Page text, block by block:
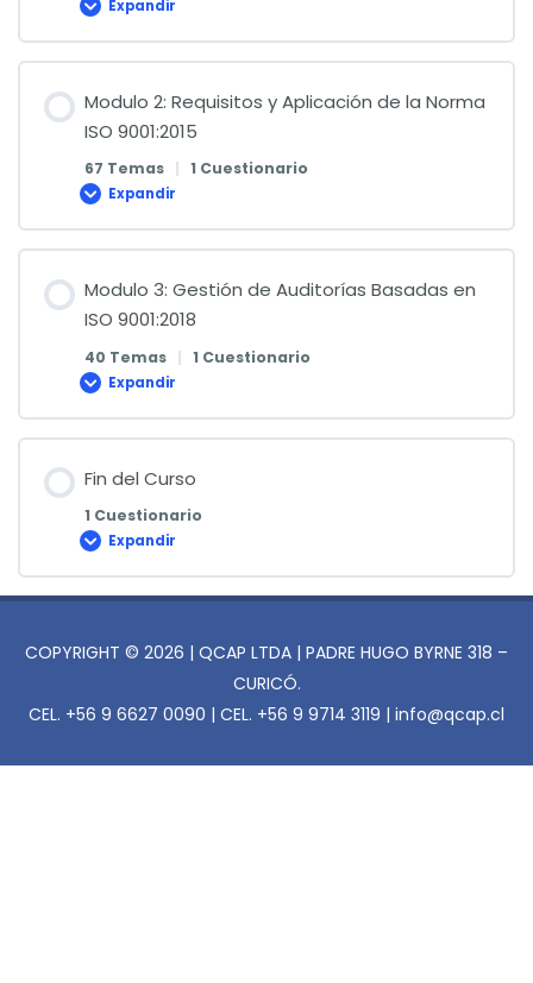
Expandir
Modulo
Introducción
y
Modulo 2: Requisitos y Aplicación de la Norma
ISO 9001:2015
67 Temas | 1 Cuestionario
Expandir
Modulo
Requisitos
y
de
la
Norma
9001:2015
Modulo 3: Gestión de Auditorías Basadas en
ISO 9001:2018
40 Temas | 1 Cuestionario
Expandir
Modulo
Gestión
de
Basadas
en
ISO
9001:2018
Fin del Curso
1 Cuestionario
Expandir
Fin
Curso
COPYRIGHT © 2026 | QCAP LTDA | PADRE HUGO BYRNE 318 –
CURICÓ.
CEL. +56 9 6627 0090 | CEL. +56 9 9714 3119 | info@qcap.cl